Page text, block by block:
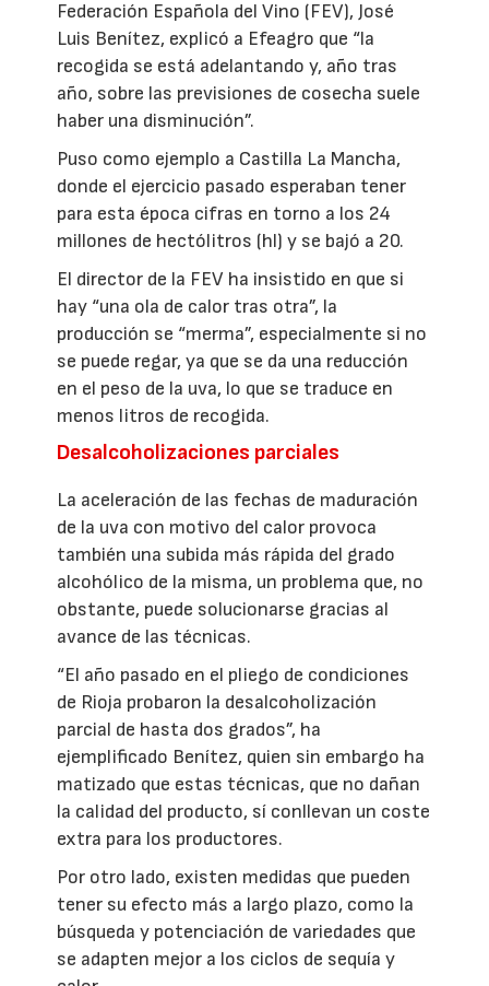
Federación Española del Vino (FEV), José
Luis Benítez, explicó a Efeagro que “la
recogida se está adelantando y, año tras
año, sobre las previsiones de cosecha suele
haber una disminución”.
Puso como ejemplo a Castilla La Mancha,
donde el ejercicio pasado esperaban tener
para esta época cifras en torno a los 24
millones de hectólitros (hl) y se bajó a 20.
El director de la FEV ha insistido en que si
hay “una ola de calor tras otra”, la
producción se “merma”, especialmente si no
se puede regar, ya que se da una reducción
en el peso de la uva, lo que se traduce en
menos litros de recogida.
Desalcoholizaciones parciales
La aceleración de las fechas de maduración
de la uva con motivo del calor provoca
también una subida más rápida del grado
alcohólico de la misma, un problema que, no
obstante, puede solucionarse gracias al
avance de las técnicas.
“El año pasado en el pliego de condiciones
de Rioja probaron la desalcoholización
parcial de hasta dos grados”, ha
ejemplificado Benítez, quien sin embargo ha
matizado que estas técnicas, que no dañan
la calidad del producto, sí conllevan un coste
extra para los productores.
Por otro lado, existen medidas que pueden
tener su efecto más a largo plazo, como la
búsqueda y potenciación de variedades que
se adapten mejor a los ciclos de sequía y